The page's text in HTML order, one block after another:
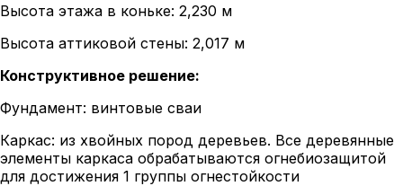
Высота этажа в коньке: 2,230 м
Высота аттиковой стены: 2,017 м
Конструктивное решение:
Фундамент: винтовые сваи
Каркас: из хвойных пород деревьев. Все деревянные
элементы каркаса обрабатываются огнебиозащитой
для достижения 1 группы огнестойкости